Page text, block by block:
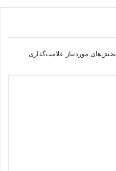
بخش‌های موردنیاز علامت‌گذاری